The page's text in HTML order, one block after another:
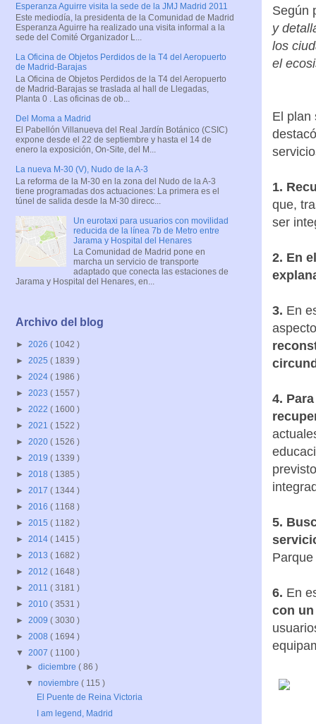
Según
y
los
el
El plan
1.
que,
ser
2. En
3. En
4.
5.
6. En
con
Esperanza Aguirre visita la sede de la JMJ Madrid 2011
Este mediodía, la presidenta de la Comunidad de Madrid
Esperanza Aguirre ha realizado una visita informal a la
sede del Comité Organizador L...
La Oficina de Objetos Perdidos de la T4 del Aeropuerto
de Madrid-Barajas
La Oficina de Objetos Perdidos de la T4 del Aeropuerto
de Madrid-Barajas se traslada al hall de Llegadas,
Planta 0 . Las oficinas de ob...
Del Moma a Madrid
El Pabellón Villanueva del Real Jardín Botánico (CSIC)
expone desde el 22 de septiembre y hasta el 14 de
enero la exposición, On-Site, del M...
La nueva M-30 (V), Nudo de la A-3
La reforma de la M-30 en la zona del Nudo de la A-3
tiene programadas dos actuaciones: La primera es el
túnel de salida desde la M-30 direcc...
Un eurotaxi para usuarios con movilidad
reducida de la línea 7b de Metro entre
Jarama y Hospital del Henares
La Comunidad de Madrid pone en
marcha un servicio de transporte
adaptado que conecta las estaciones de
Jarama y Hospital del Henares, en...
Archivo del blog
► 2026 ( 1042 )
► 2025 ( 1839 )
► 2024 ( 1986 )
► 2023 ( 1557 )
► 2022 ( 1600 )
► 2021 ( 1522 )
► 2020 ( 1526 )
► 2019 ( 1339 )
► 2018 ( 1385 )
► 2017 ( 1344 )
► 2016 ( 1168 )
► 2015 ( 1182 )
► 2014 ( 1415 )
► 2013 ( 1682 )
► 2012 ( 1648 )
► 2011 ( 3181 )
► 2010 ( 3531 )
► 2009 ( 3030 )
► 2008 ( 1694 )
▼ 2007 ( 1100 )
►diciembre( 86 )
▼noviembre( 115 )
El Puente de Reina Victoria
I am legend, Madrid